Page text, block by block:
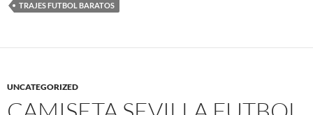
TRAJES FUTBOL BARATOS
UNCATEGORIZED